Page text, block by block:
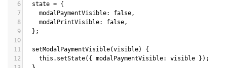
6
  state = {
7
    modalPaymentVisible: false,
8
    modalPrintVisible: false,
9
  };
10
11
  setModalPaymentVisible(visible) {
12
    this.setState({ modalPaymentVisible: visible });